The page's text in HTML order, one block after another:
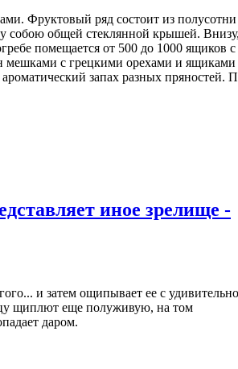
Фруктовый ряд состоит из полусотни
собою общей стеклянной крышей.
помещается от 500 до 1000 ящиков с
с грецкими орехами и ящиками
запах разных пряностей.
иное зрелище -
и затем ощипывает ее с
щиплют еще полуживую, на том
даром.